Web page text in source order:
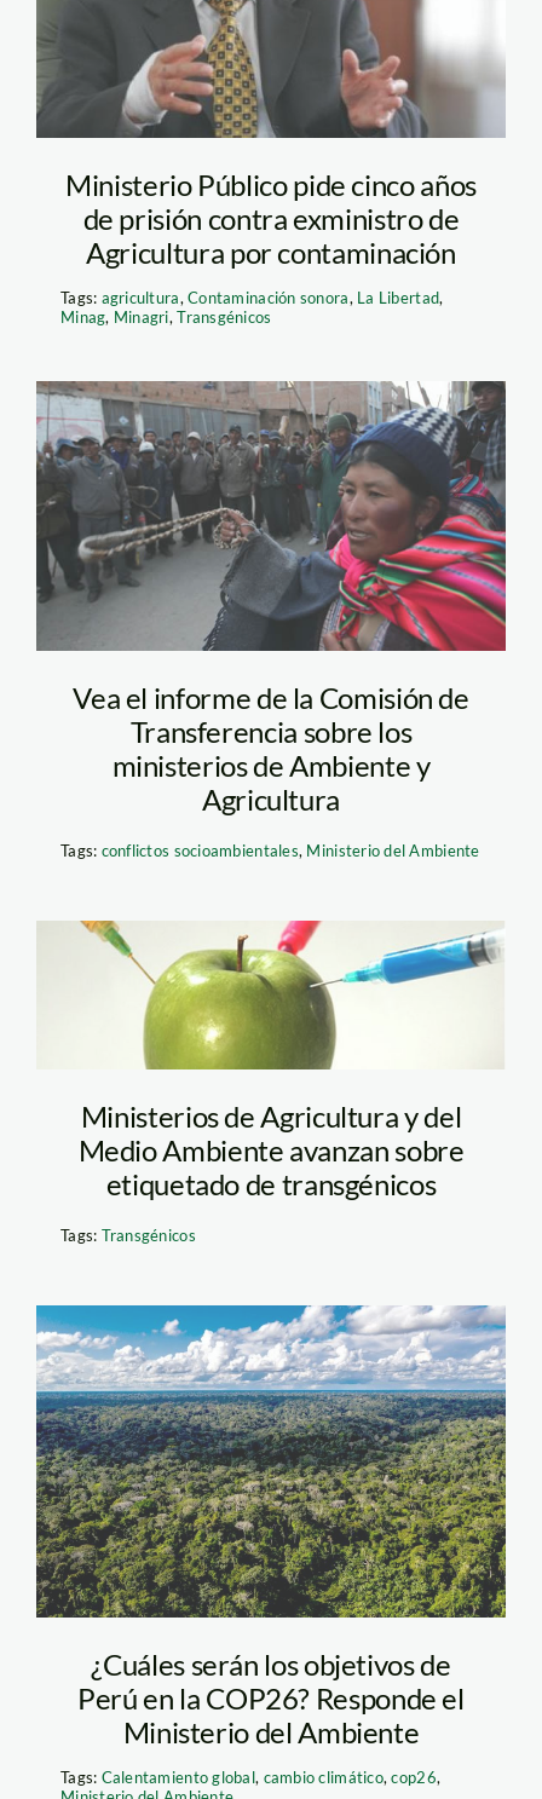
Ministerio Público pide cinco años
de prisión contra exministro de
Agricultura por contaminación
Tags: agricultura,Contaminación sonora, La Libertad,
Minag, Minagri,Transgénicos
Vea el informe de la Comisión de
Transferencia sobre los
ministerios de Ambiente y
Agricultura
Tags: conflictos socioambientales, Ministerio del Ambiente
Ministerios de Agricultura y del
Medio Ambiente avanzan sobre
etiquetado de transgénicos
Tags: Transgénicos
4-boca-pariamanu-
diego-perez-spda-
700×466
¿Cuáles serán los objetivos de
Perú en la COP26? Responde el
Ministerio del Ambiente
Tags: Calentamiento global, cambio climático,cop26,